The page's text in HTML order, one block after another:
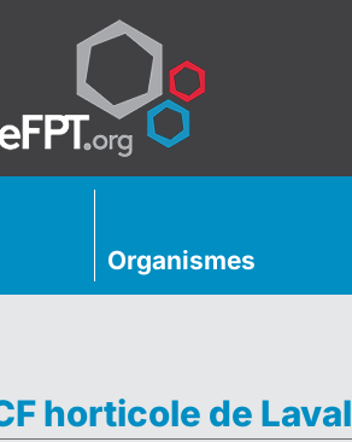
Organismes
horticole de Laval